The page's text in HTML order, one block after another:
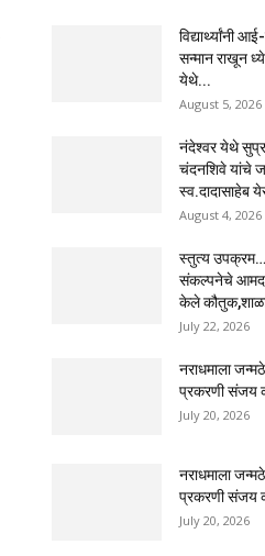
विद्यार्थ्यांनी
सन्मान राखून
येथे...
August 5, 2026
नंदेश्वर येथे
चंदनशिवे यांचे
स्व.दादासाहेब
August 4, 2026
स्तुत्य
संकल्पनेचे
केले
July 22, 2026
नराधमाला
प्रकरणी संजय
July 20, 2026
नराधमाला
प्रकरणी संजय
July 20, 2026